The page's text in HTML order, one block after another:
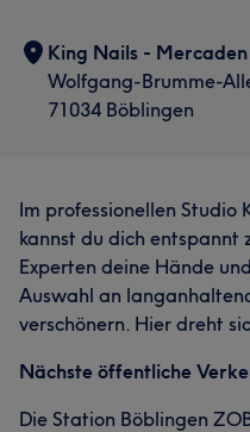
King Nails -
Wolfgang-Brumme-
71034 Böblingen
Im professionellen Studio
kannst du dich entspannt
Experten deine Hände
Auswahl an
verschönern. Hier dreht
Nächste öffentliche
Die Station Böblingen